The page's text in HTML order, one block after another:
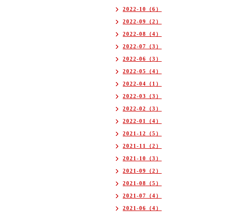
2022-10（6）
2022-09（2）
2022-08（4）
2022-07（3）
2022-06（3）
2022-05（4）
2022-04（1）
2022-03（3）
2022-02（3）
2022-01（4）
2021-12（5）
2021-11（2）
2021-10（3）
2021-09（2）
2021-08（5）
2021-07（4）
2021-06（4）